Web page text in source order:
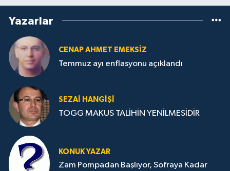
Yazarlar
CENAP AHMET EMEKSİZ
Temmuz ayı enflasyonu açıklandı
SEZAI HANGİŞİ
TOGG MAKUS TALİHİN YENİLMESİDİR
KONUK YAZAR
Zam Pompadan Başlıyor, Sofraya Kadar